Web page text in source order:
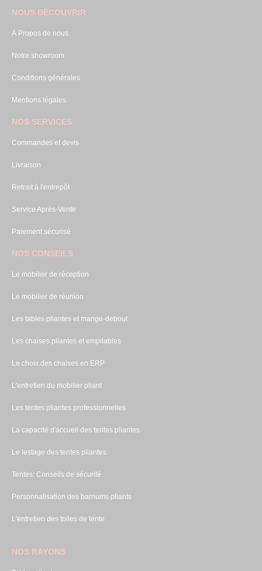
NOUS DÉCOUVRIR
À Propos de nous
Notre showroom
Conditions générales
Mentions légales
NOS SERVICES
Commandes et devis
Livraison
Retrait à l'entrepôt
Service Après-Vente
Paiement sécurisé
NOS CONSEILS
Le mobilier de réception
Le mobilier de réunion
Les tables pliantes et mange-debout
Les chaises pliantes et empilables
Le choix des chaises en ERP
L'entretien du mobilier pliant
Les tentes pliantes professionnelles
La capacité d'accueil des tentes pliantes
Le lestage des tentes pliantes
Tentes: Conseils de sécurité
Personnalisation des barnums pliants
L'entretien des toiles de tente
NOS RAYONS